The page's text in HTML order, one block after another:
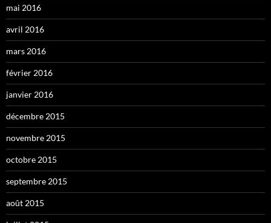
mai 2016
avril 2016
mars 2016
février 2016
janvier 2016
décembre 2015
novembre 2015
octobre 2015
septembre 2015
août 2015